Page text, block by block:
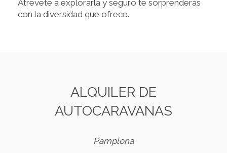
Atrévete a explorarla y seguro te sorprenderás
con la diversidad que ofrece.
ALQUILER DE
AUTOCARAVANAS
Pamplona